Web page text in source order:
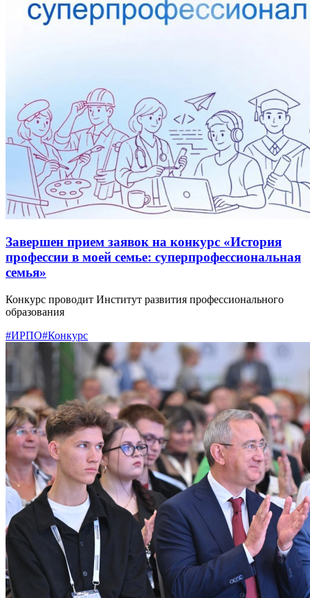
Завершен прием заявок на конкурс «История
профессии в моей семье: суперпрофессиональная
семья»
Конкурс проводит Институт развития профессионального
образования
#ИРПО#Конкурс